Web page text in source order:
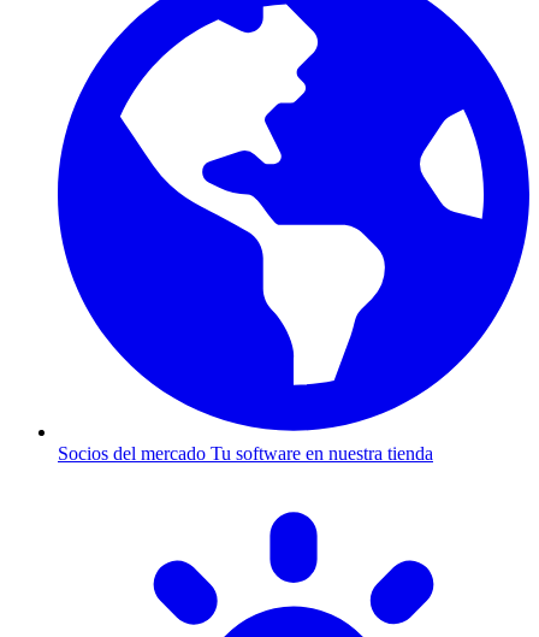
Socios del mercado Tu software en nuestra tienda